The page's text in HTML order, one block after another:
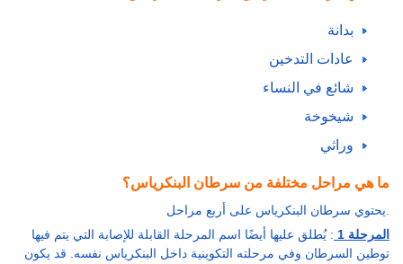
بدانة
عادات التدخين
شائع في النساء
شيخوخة
وراثي
ما هي مراحل مختلفة من سرطان البنكرياس؟
يحتوي سرطان البنكرياس على أربع مراحل.
المرحلة 1
: يُطلق عليها أيضًا اسم المرحلة القابلة للإصابة التي يتم فيها
توطين السرطان وفي مرحلته التكوينية داخل البنكرياس نفسه. قد يكون